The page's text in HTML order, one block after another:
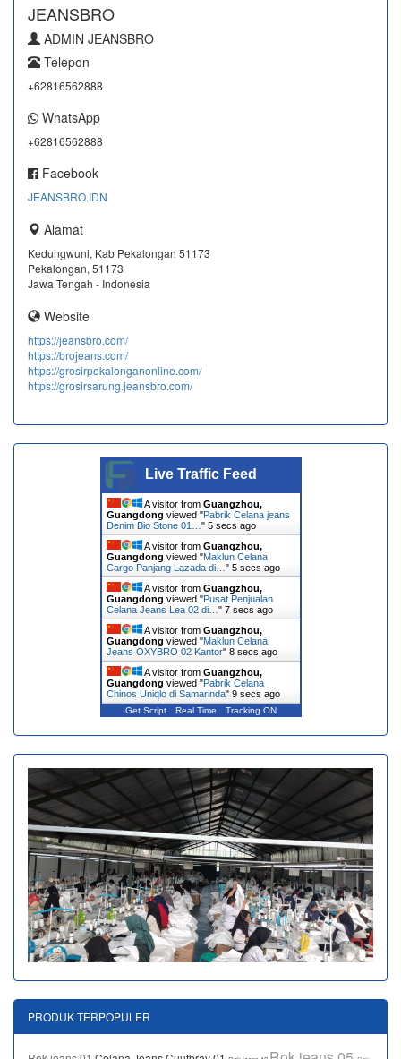
JEANSBRO
ADMIN JEANSBRO
Telepon
+62816562888
WhatsApp
+62816562888
Facebook
JEANSBRO.IDN
Alamat
Kedungwuni, Kab Pekalongan 51173
Pekalongan, 51173
Jawa Tengah - Indonesia
Website
https://jeansbro.com/
https://brojeans.com/
https://grosirpekalonganonline.com/
https://grosirsarung.jeansbro.com/
Live Traffic Feed
A visitor from Guangzhou,
Guangdong viewed "Pabrik Celana jeans
Denim Bio Stone 01… " 6 secs ago
A visitor from Guangzhou,
Guangdong viewed "Maklun Celana
Cargo Panjang Lazada di… " 6 secs ago
A visitor from Guangzhou,
Guangdong viewed "Pusat Penjualan
Celana Jeans Lea 02 di… " 8 secs ago
A visitor from Guangzhou,
Guangdong viewed "Maklun Celana
Jeans OXYBRO 02 Kantor" 9 secs ago
A visitor from Guangzhou,
Guangdong viewed "Pabrik Celana
Chinos Uniqlo di Samarinda" 10 secs ago
Get Script Real Time Tracking ON
PRODUK TERPOPULER